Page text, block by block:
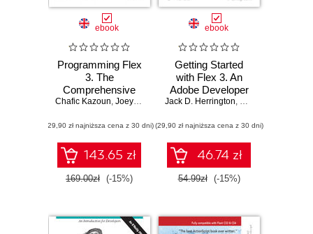
ebook
Programming Flex
3. The
Comprehensive
Guide to Creating
Applications with
Adobe Flex
Chafic Kazoun, Joey Lott
(29,90 zł najniższa cena z 30 dni)
143.65 zł
169.00zł (-15%)
ebook
Getting Started
with Flex 3. An
Adobe Developer
Library Pocket
Developers
Jack D. Herrington, Emily Kim
(29,90 zł najniższa cena z 30 dni)
46.74 zł
54.99zł (-15%)